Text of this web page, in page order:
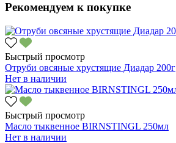
Рекомендуем к покупке
Быстрый просмотр
Отруби овсяные хрустящие Диадар 200г
Нет в наличии
Быстрый просмотр
Масло тыквенное BIRNSTINGL 250мл
Нет в наличии